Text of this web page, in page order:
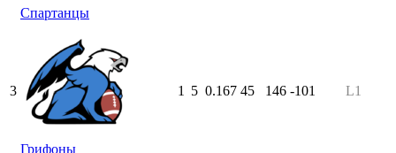
Спартанцы
3
Грифоны
1 5 0.167 45 146 -101 L1